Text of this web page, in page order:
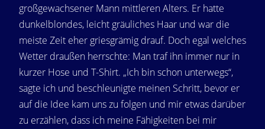
großgewachsener Mann mittleren Alters. Er hatte
dunkelblondes, leicht gräuliches Haar und war die
meiste Zeit eher griesgrämig drauf. Doch egal welches
Wetter draußen herrschte: Man traf ihn immer nur in
kurzer Hose und T-Shirt. „Ich bin schon unterwegs“,
sagte ich und beschleunigte meinen Schritt, bevor er
auf die Idee kam uns zu folgen und mir etwas darüber
zu erzählen, dass ich meine Fähigkeiten bei mir